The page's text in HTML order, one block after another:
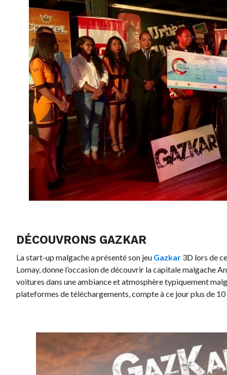
DÉCOUVRONS GAZKAR
La start-up malgache a présenté son jeu Gazkar 3D lors de
Lomay, donne l’occasion de découvrir la capitale malgache
voitures dans une ambiance et atmosphère typiquement
plateformes de téléchargements, compte à ce jour plus de